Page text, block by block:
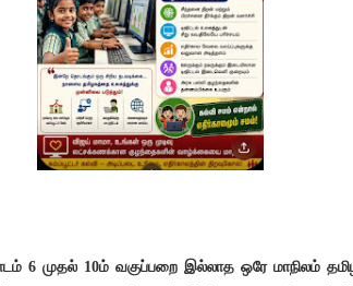
6 முதல் 10ம் வகுப்பறை இல்லாத ஒரே மாநிலம்